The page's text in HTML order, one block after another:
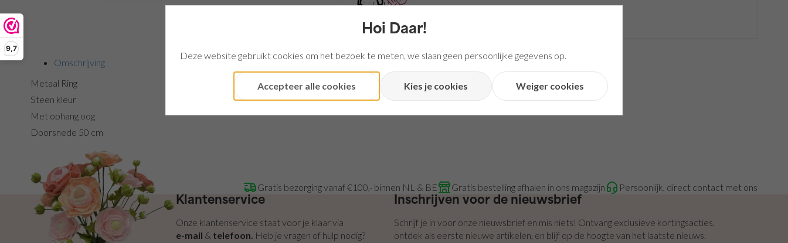
9,7
Omschrijving
Metaal Ring
Steen kleur
Met ophang oog
Doorsnede 50 cm
Gratis bezorging vanaf €100,- binnen NL & BE Gratis bestelling afhalen in ons magazijn Persoonlijk, direct contact met ons
Klantenservice
Onze klantenservice staat voor je klaar via
e-mail & telefoon. Heb je vragen of hulp nodig?
Inschrijven voor de nieuwsbrief
Schrijf je in voor onze nieuwsbrief en mis niets! Ontvang exclusieve kortingsacties,
ontdek als eerste nieuwe artikelen, en blijf op de hoogte van het laatste nieuws.
Hoi Daar!
Deze website gebruikt cookies om het bezoek te meten, we slaan geen persoonlijke gegevens op.
Accepteer alle cookies Kies je cookies Weiger cookies